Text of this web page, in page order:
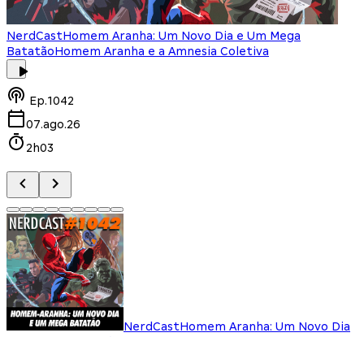
NerdCastHomem Aranha: Um Novo Dia e Um Mega
BatatãoHomem Aranha e a Amnesia Coletiva
Ep.1042
07.ago.26
2h03
NerdCastHomem Aranha: Um Novo Dia